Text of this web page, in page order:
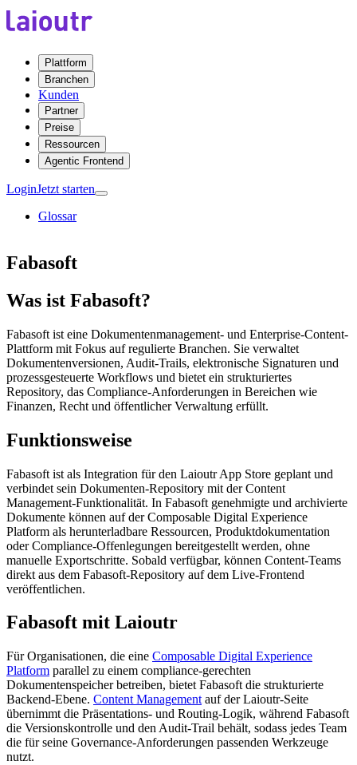
Plattform
Branchen
Kunden
Partner
Preise
Ressourcen
Agentic Frontend
LoginJetzt starten
Glossar
Fabasoft
Was ist Fabasoft?
Fabasoft ist eine Dokumentenmanagement- und Enterprise-Content-
Plattform mit Fokus auf regulierte Branchen. Sie verwaltet
Dokumentenversionen, Audit-Trails, elektronische Signaturen und
prozessgesteuerte Workflows und bietet ein strukturiertes
Repository, das Compliance-Anforderungen in Bereichen wie
Finanzen, Recht und öffentlicher Verwaltung erfüllt.
Funktionsweise
Fabasoft ist als Integration für den Laioutr App Store geplant und
verbindet sein Dokumenten-Repository mit der Content
Management-Funktionalität. In Fabasoft genehmigte und archivierte
Dokumente können auf der Composable Digital Experience
Platform als herunterladbare Ressourcen, Produktdokumentation
oder Compliance-Offenlegungen bereitgestellt werden, ohne
manuelle Exportschritte. Sobald verfügbar, können Content-Teams
direkt aus dem Fabasoft-Repository auf dem Live-Frontend
veröffentlichen.
Fabasoft mit Laioutr
Für Organisationen, die eine Composable Digital Experience
Platform parallel zu einem compliance-gerechten
Dokumentenspeicher betreiben, bietet Fabasoft die strukturierte
Backend-Ebene. Content Management auf der Laioutr-Seite
übernimmt die Präsentations- und Routing-Logik, während Fabasoft
die Versionskontrolle und den Audit-Trail behält, sodass jedes Team
die für seine Governance-Anforderungen passenden Werkzeuge
nutzt.